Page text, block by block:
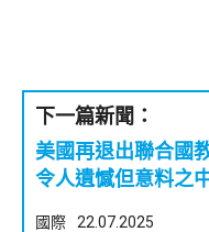
下一篇新聞：
美國再退出聯合國
令人遺憾但意料之
國際 22.07.2025